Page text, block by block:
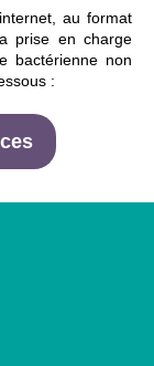
au format
prise en charge
bactérienne non
: